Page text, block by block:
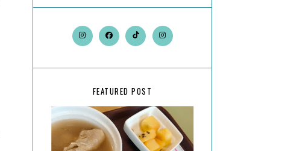
FEATURED POST